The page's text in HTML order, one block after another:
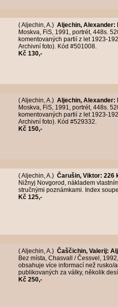
( Aljechin, A.) Aljechin, Alexander:
Moskva, FiS, 1991, portrét, 448s.
komentovaných partií z let 1923-
Archivní foto). Kód #501008.
Kč 130,-
( Aljechin, A.) Aljechin, Alexander:
Moskva, FiS, 1991, portrét, 448s.
komentovaných partií z let 1923-
Archivní foto). Kód #529332.
Kč 150,-
( Aljechin, A.) Čarušin, Viktor: 226
Nižnyj Novgorod, nákladem
stručnými poznámkami. Index
Kč 125,-
( Aljechin, A.) Čaščichin, Valerij:
Bez místa, Chasvall / Čessvel,
obsahuje více informací než rusko/
publikovaných za války, několik
Kč 250,-